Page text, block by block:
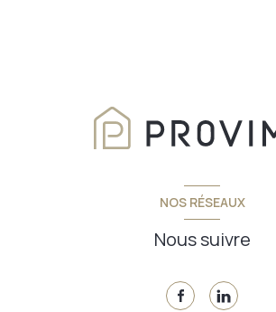
NOS RÉSEAUX
Nous suivre